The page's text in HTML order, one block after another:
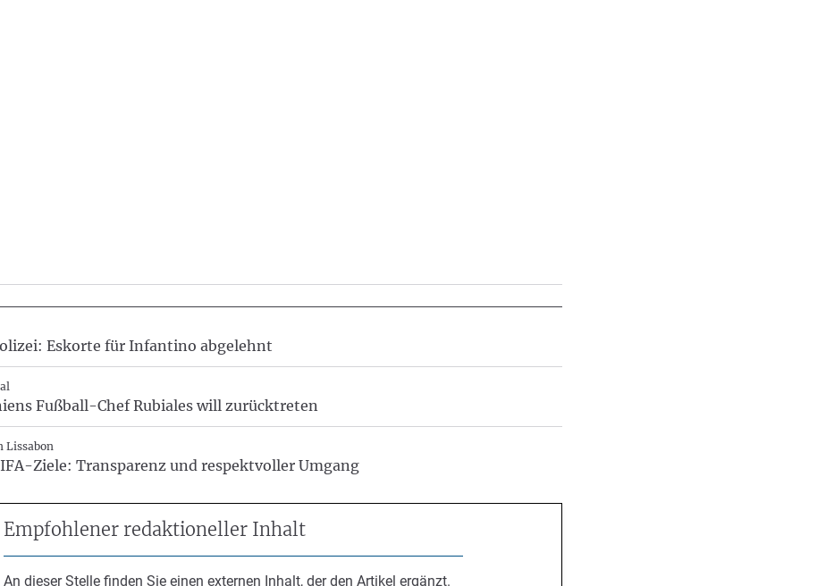
Eskorte für Infantino abgelehnt
Fußball-Chef Rubiales will zurücktreten
Lissabon
Ziele: Transparenz und respektvoller Umgang
Empfohlener redaktioneller Inhalt
An dieser Stelle finden Sie einen externen Inhalt, der den Artikel ergänzt.